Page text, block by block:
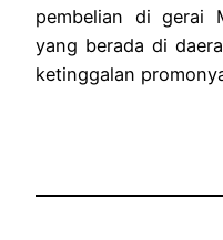
pembelian di gerai
yang berada di
ketinggalan